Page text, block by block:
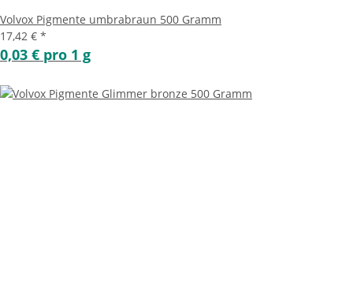
Volvox Pigmente umbrabraun 500 Gramm
17,42 € *
0,03 € pro 1 g